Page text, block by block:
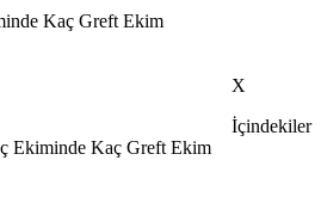
Kaç Greft Ekim
Ekiminde Kaç Greft Ekim
X
İçindekiler